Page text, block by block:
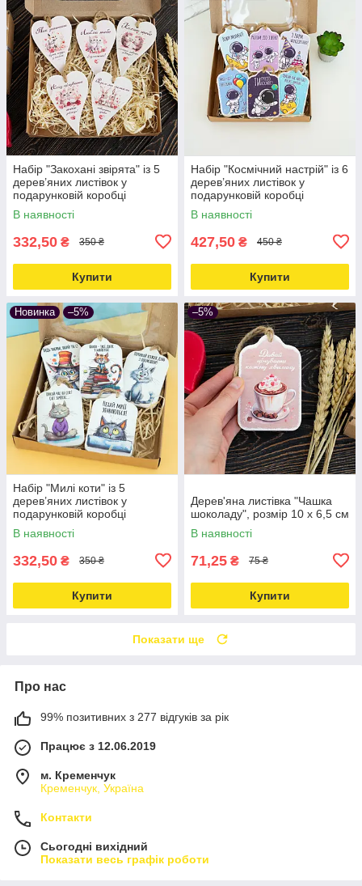
Набір "Закохані звірята" із 5
дерев’яних листівок у
подарунковій коробці
В наявності
332,50 ₴ 350 ₴
Купити
Набір "Космічний настрій" із 6
дерев’яних листівок у
подарунковій коробці
В наявності
427,50 ₴ 450 ₴
Купити
Новинка –5%
Набір "Милі коти" із 5
дерев’яних листівок у
подарунковій коробці
В наявності
332,50 ₴ 350 ₴
Купити
–5%
Дерев'яна листівка "Чашка
шоколаду", розмір 10 х 6,5 см
В наявності
71,25 ₴ 75 ₴
Купити
Показати ще
Про нас
99% позитивних з 277 відгуків за рік
Працює з 12.06.2019
м. Кременчук
Кременчук, Україна
Контакти
Сьогодні вихідний
Показати весь графік роботи